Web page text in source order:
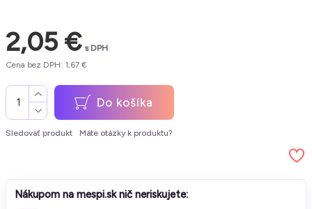
2,05 € s DPH
Cena bez DPH: 1,67 €
Do košíka
Sledovať produkt Máte otázky k produktu?
Nákupom na mespi.sk nič neriskujete: